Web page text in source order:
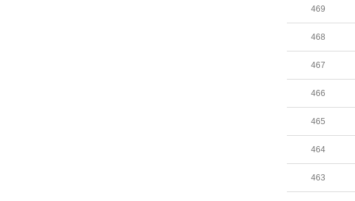
469
468
467
466
465
464
463